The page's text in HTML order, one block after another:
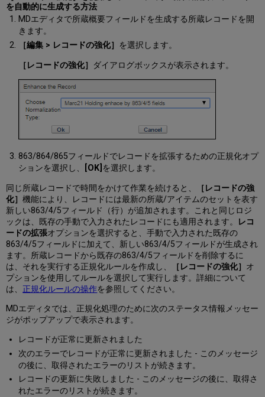
を自動的に生成する方法
MDエディタで所蔵概要フィールドを生成する所蔵レコードを開
きます。
［編集 > レコードの強化］
を選択します。
［レコードの強化］ ダイアログボックスが表示されます。
863/864/865フィールドでレコードを拡張するための正規化オプ
ションを選択し、
[OK] を選択します。
同じ所蔵レコードで時間をかけて作業を続けると、
［レコードの強
化］機能により、レコードには最新の所蔵/アイテムのセットを表す
新しい863/4/5フィールド（行）が追加されます。これと同じロジ
ックは、既存の手動で入力されたレコードにも適用されます。
レコ
ードの拡張オプションを選択すると、手動で入力された既存の
863/4/5フィールドに加えて、新しい863/4/5フィールドが生成され
ます。所蔵レコードから既存の863/4/5フィールドを削除するに
は、それを実行する正規化ルールを作成し、
［レコードの強化］ オ
プションを使用してルールを選択して実行します。詳細について
は、 正規化ルールの操作を参照してください。
MDエディタでは、正規化処理のために次のステータス情報メッセー
ジがポップアップで表示されます。
レコードが正常に更新されました
次のエラーでレコードが正常に更新されました - このメッセージ
の後に、取得されたエラーのリストが続きます。
レコードの更新に失敗しました - このメッセージの後に、取得さ
れたエラーのリストが続きます。